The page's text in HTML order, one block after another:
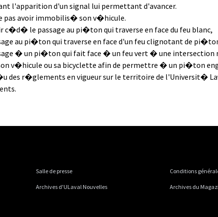
l'apparition d'un signal lui permettant d'avancer.
pas avoir immobilis� son v�hicule.
c�d� le passage au pi�ton qui traverse en face du feu blanc,
au pi�ton qui traverse en face d'un feu clignotant de
� un pi�ton qui fait face � un feu vert � une
v�hicule ou sa bicyclette afin de permettre � un pi�ton
des r�glements en vigueur sur le territoire de l'Universit�
Salle de presse Conditions
Archives d'ULaval Nouvelles Archives du